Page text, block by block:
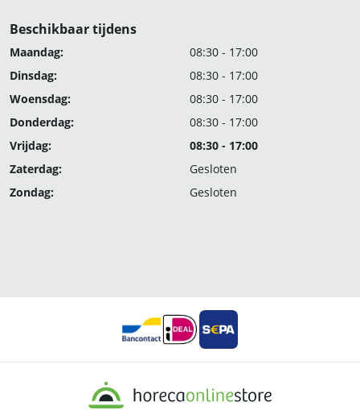
Beschikbaar tijdens
Maandag:
08:30 - 17:00
Dinsdag:
08:30 - 17:00
Woensdag:
08:30 - 17:00
Donderdag:
08:30 - 17:00
Vrijdag:
08:30 - 17:00
Zaterdag:
Gesloten
Zondag:
Gesloten